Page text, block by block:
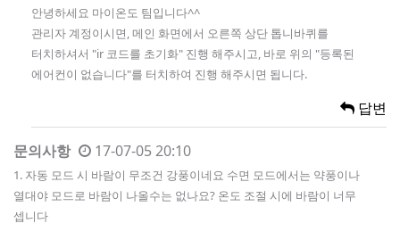
안녕하세요 마이온도 팀입니다^^
관리자 계정이시면, 메인 화면에서 오른쪽 상단 톱니바퀴를
터치하셔서 "ir 코드를 초기화" 진행 해주시고, 바로 위의 "등록된
에어컨이 없습니다"를 터치하여 진행 해주시면 됩니다.
답변
문의사항 17-07-05 20:10
1. 자동 모드 시 바람이 무조건 강풍이네요 수면 모드에서는 약풍이나
열대야 모드로 바람이 나올수는 없나요? 온도 조절 시에 바람이 너무
셉니다